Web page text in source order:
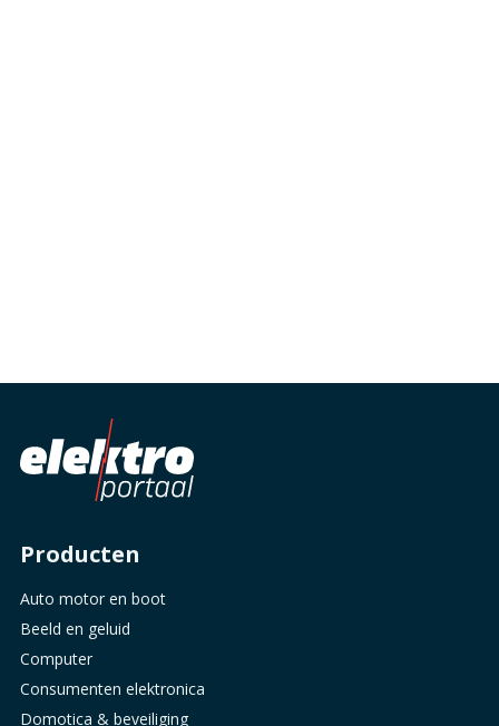
Producten
Auto motor en boot
Beeld en geluid
Computer
Consumenten elektronica
Domotica & beveiliging